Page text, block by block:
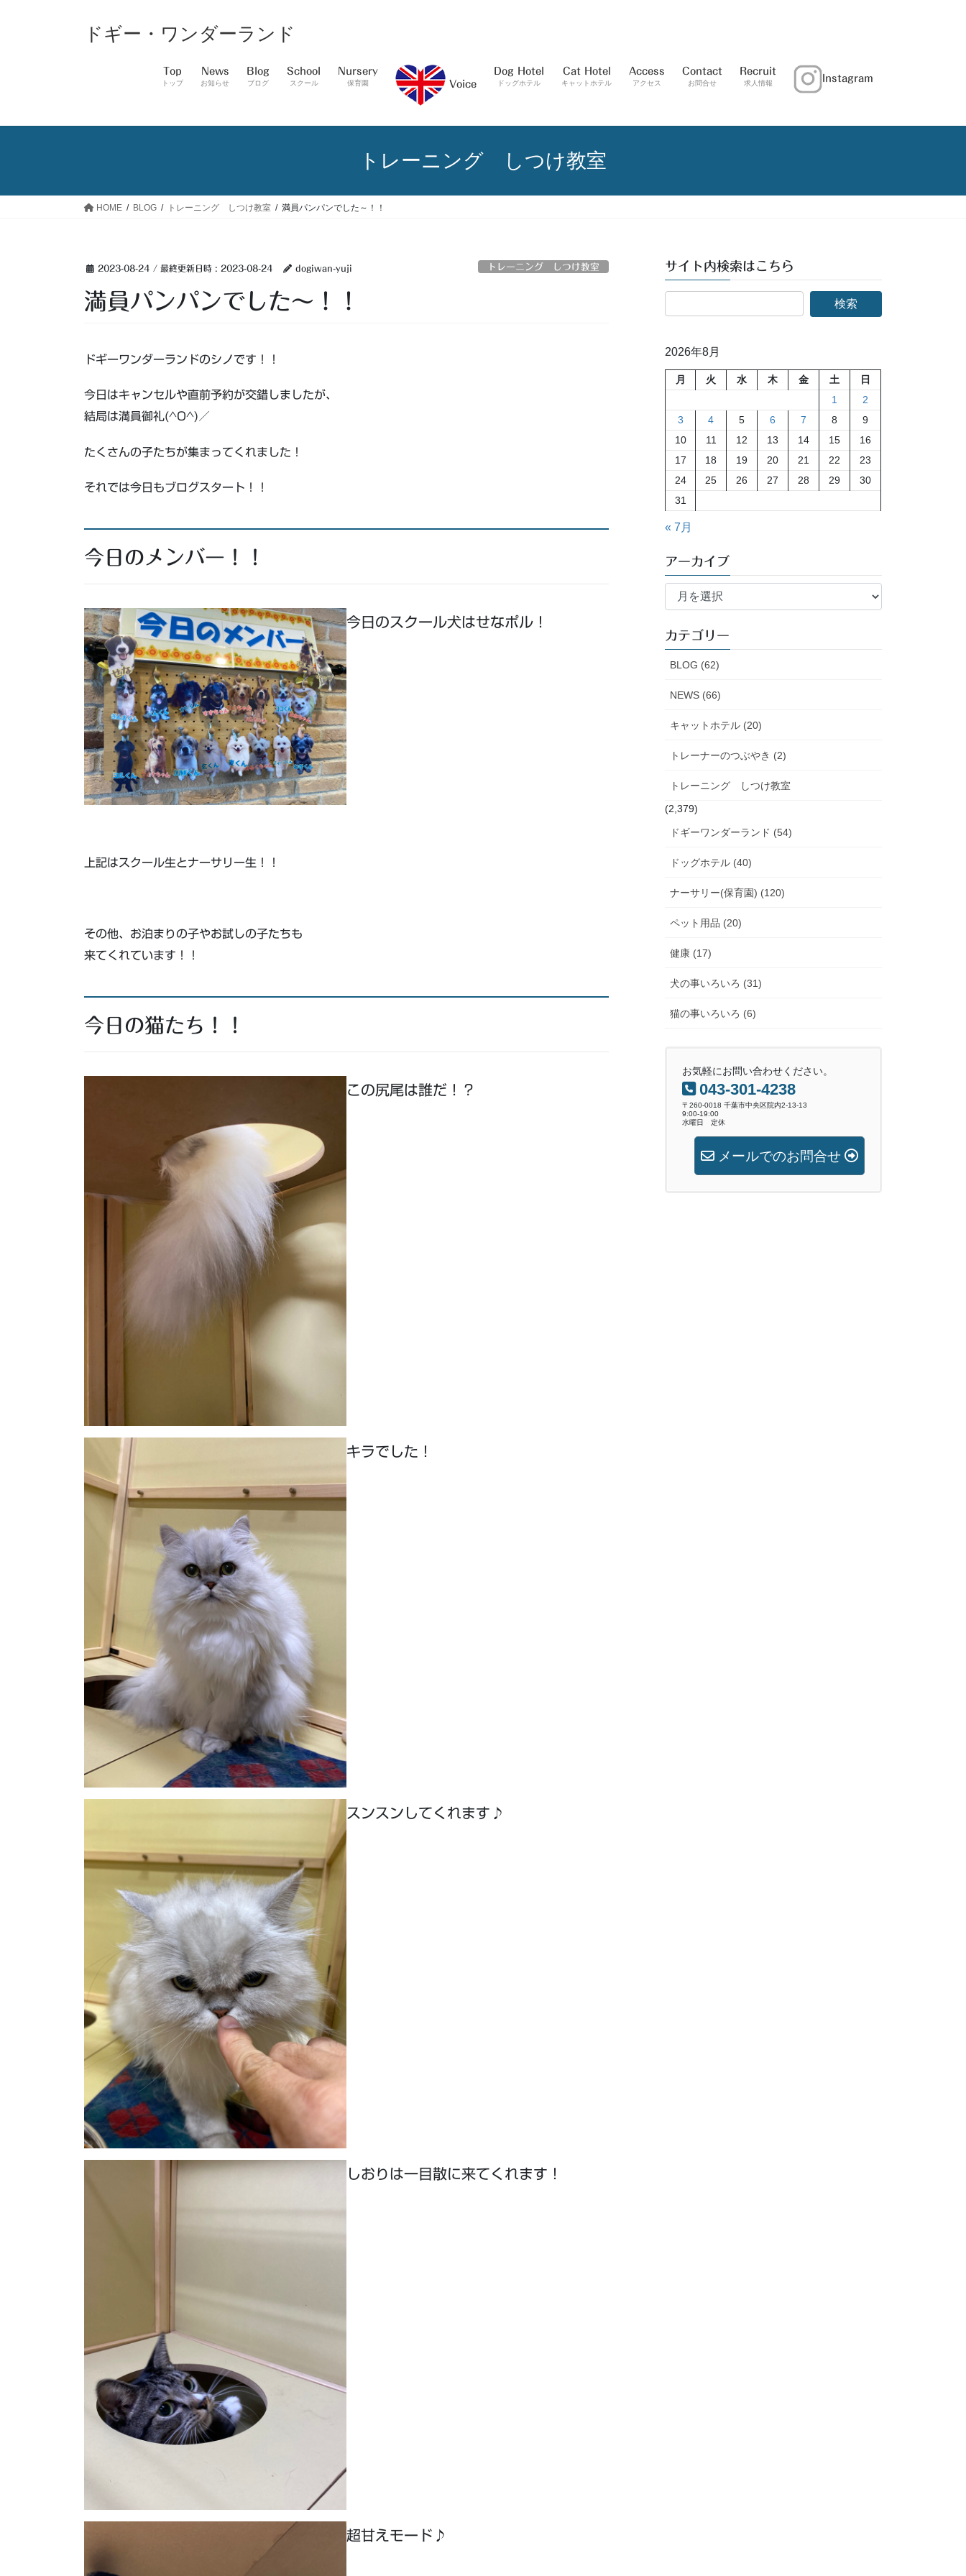
キ
に
ドギー・ワンダーランド
Top
トップ
News
お知らせ
Blog
ブログ
School
スクール
Nursery
保育園 Voice
Dog Hotel
ドッグホテル
Cat Hotel
キャットホテル
Access
アクセス
Contact
お問合せ
Recruit
求人情報 Instagram
トレーニング しつけ教室
HOME BLOG トレーニング しつけ教室 満員パンパンでした～！！
2023-08-24 / 最終更新日時 : 2023-08-24 dogiwan-yuji トレーニング しつけ教室
満員パンパンでした～！！
ドギーワンダーランドのシノです！！
今日はキャンセルや直前予約が交錯しましたが、
結局は満員御礼(^O^)／
たくさんの子たちが集まってくれました！
それでは今日もブログスタート！！
今日のメンバー！！
今日のスクール犬はせなポル！
上記はスクール生とナーサリー生！！
その他、お泊まりの子やお試しの子たちも
来てくれています！！
今日の猫たち！！
この尻尾は誰だ！？
キラでした！
スンスンしてくれます♪
しおりは一目散に来てくれます！
超甘えモード♪
サイト内検索はこちら
2026年8月
月 火 水 木 金 土
日
1
2
3
4 5 6 7 8
9
10
11 12 13 14 15
16
17
18 19 20 21 22
23
24
25 26 27 28 29
30
31
« 7月
アーカイブ
ア
イ
ブ
カテゴリー
BLOG (62)
NEWS (66)
キャットホテル (20)
トレーナーのつぶやき (2)
トレーニング しつけ教室
(2,379)
ドギーワンダーランド (54)
ドッグホテル (40)
ナーサリー(保育園) (120)
ペット用品 (20)
健康 (17)
犬の事いろいろ (31)
猫の事いろいろ (6)
お気軽にお問い合わせください。
043-301-4238
〒260-0018 千葉市中央区院内2-13-13
9:00-19:00
水曜日 定休
メールでのお問合せ